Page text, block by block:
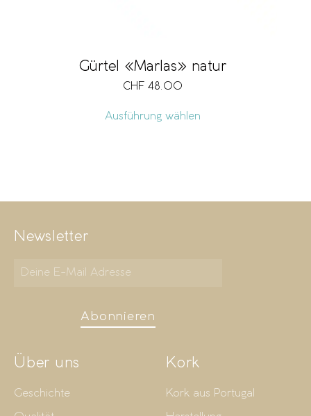
Gürtel «Marlas» natur
CHF 48.00
Ausführung wählen
Newsletter
Abonnieren
Über uns
Geschichte
Kork
Kork aus Portugal